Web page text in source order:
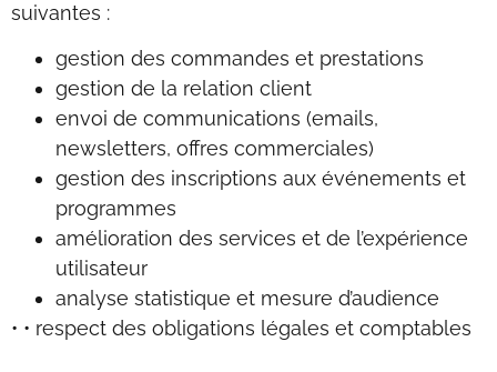
suivantes :
gestion des commandes et prestations
gestion de la relation client
envoi de communications (emails,
newsletters, offres commerciales)
gestion des inscriptions aux événements et
programmes
amélioration des services et de l’expérience
utilisateur
analyse statistique et mesure d’audience
• • respect des obligations légales et comptables